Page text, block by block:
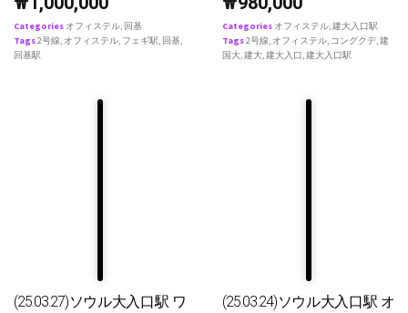
Categories オフィステル, 回基
Tags2号線, オフィステル, フェギ駅, 回基,
回基駅
Categories オフィステル,建大入口駅
Tags2号線, オフィステル, コングクデ,建
国大,建大,建大入口,建大入口駅
(25.03.27)ソウル大入口駅 ワ
(25.03.24)ソウル大入口駅 オ